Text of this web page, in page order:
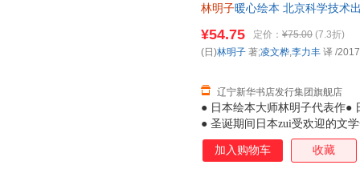
林明子暖心绘本 北京科学技术
● 日本绘本大师林明子代表作●
● 圣诞期间日本zui受欢迎的文
子暖暖的画风吸引到，读罢故
孩虽看上去有些胆小，但她们
¥54.75 定价： ¥75.00 (7.3折)
辽宁新华书店发行集团旗舰店
(日)林明子 著;凌文桦,李力丰 译 /
加入购物车 收藏